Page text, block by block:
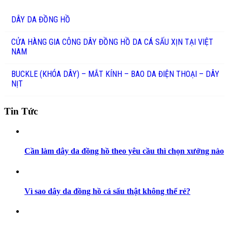
DÂY DA ĐỒNG HỒ
CỬA HÀNG GIA CÔNG DÂY ĐỒNG HỒ DA CÁ SẤU XỊN TẠI VIỆT
NAM
BUCKLE (KHÓA DÂY) – MẮT KÍNH – BAO DA ĐIỆN THOẠI – DÂY
NỊT
Tin Tức
Cần làm dây da đồng hồ theo yêu cầu thì chọn xưởng nào
Vì sao dây da đồng hồ cá sấu thật không thể rẻ?